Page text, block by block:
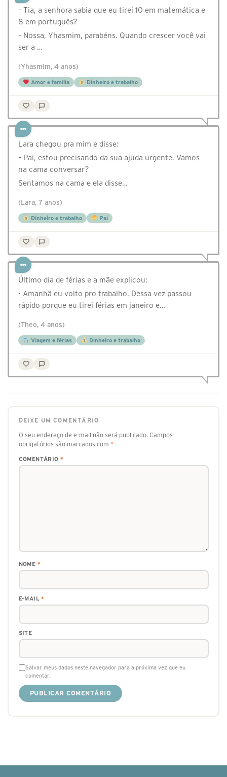
⁣– Tia, a senhora sabia que eu tirei 10 em matemática e
8 em português?
– Nossa, Yhasmim, parabéns. Quando crescer você vai
ser a …
(Yhasmim, 4 anos)
Amor e família Dinheiro e trabalho
Lara chegou pra mim e disse:⠀
– Pai, estou precisando da sua ajuda urgente. Vamos
na cama conversar?⠀
Sentamos na cama e ela disse…
(Lara, 7 anos)
Dinheiro e trabalho Pai
Último dia de férias e a mãe explicou:
- Amanhã eu volto pro trabalho. Dessa vez passou
rápido porque eu tirei férias em janeiro e…
(Theo, 4 anos)
Viagem e férias Dinheiro e trabalho
DEIXE UM COMENTÁRIO
O seu endereço de e-mail não será publicado. Campos
obrigatórios são marcados com *
COMENTÁRIO *
NOME *
E-MAIL*
SITE
Salvar meus dados neste navegador para a próxima vez que eu
comentar.